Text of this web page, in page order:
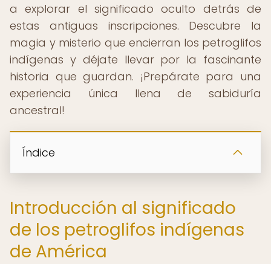
a explorar el significado oculto detrás de
estas antiguas inscripciones. Descubre la
magia y misterio que encierran los petroglifos
indígenas y déjate llevar por la fascinante
historia que guardan. ¡Prepárate para una
experiencia única llena de sabiduría
ancestral!
Índice
Introducción al significado
de los petroglifos indígenas
de América